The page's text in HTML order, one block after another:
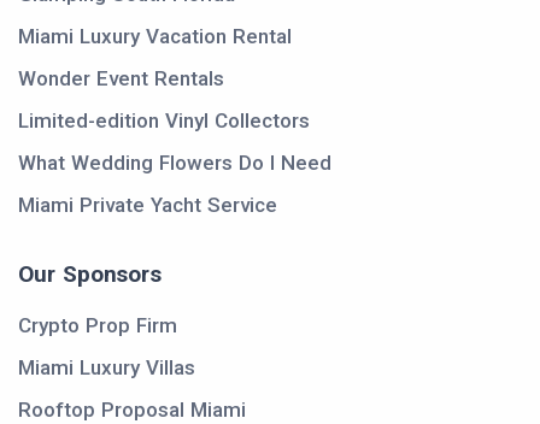
Miami Luxury Vacation Rental
Wonder Event Rentals
Limited-edition Vinyl Collectors
What Wedding Flowers Do I Need
Miami Private Yacht Service
Our Sponsors
Crypto Prop Firm
Miami Luxury Villas
Rooftop Proposal Miami